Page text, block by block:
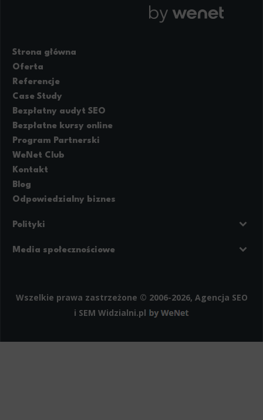
Strona główna
Oferta
Referencje
Case Study
Bezpłatny audyt SEO
Bezpłatne kursy online
Program Partnerski
WeNet Club
Kontakt
Blog
Odpowiedzialny biznes
Polityki
Regulamin strony
Media społecznościowe
Wszelkie prawa zastrzeżone © 2006-2026, Agencja SEO
i SEM Widzialni.pl